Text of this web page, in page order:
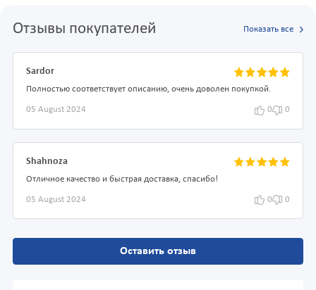
Отзывы покупателей Показать все
Sardor
Полностью соответствует описанию, очень доволен покупкой.
05 August 2024 0 0
Shahnoza
Отличное качество и быстрая доставка, спасибо!
05 August 2024 0 0
Оставить отзыв